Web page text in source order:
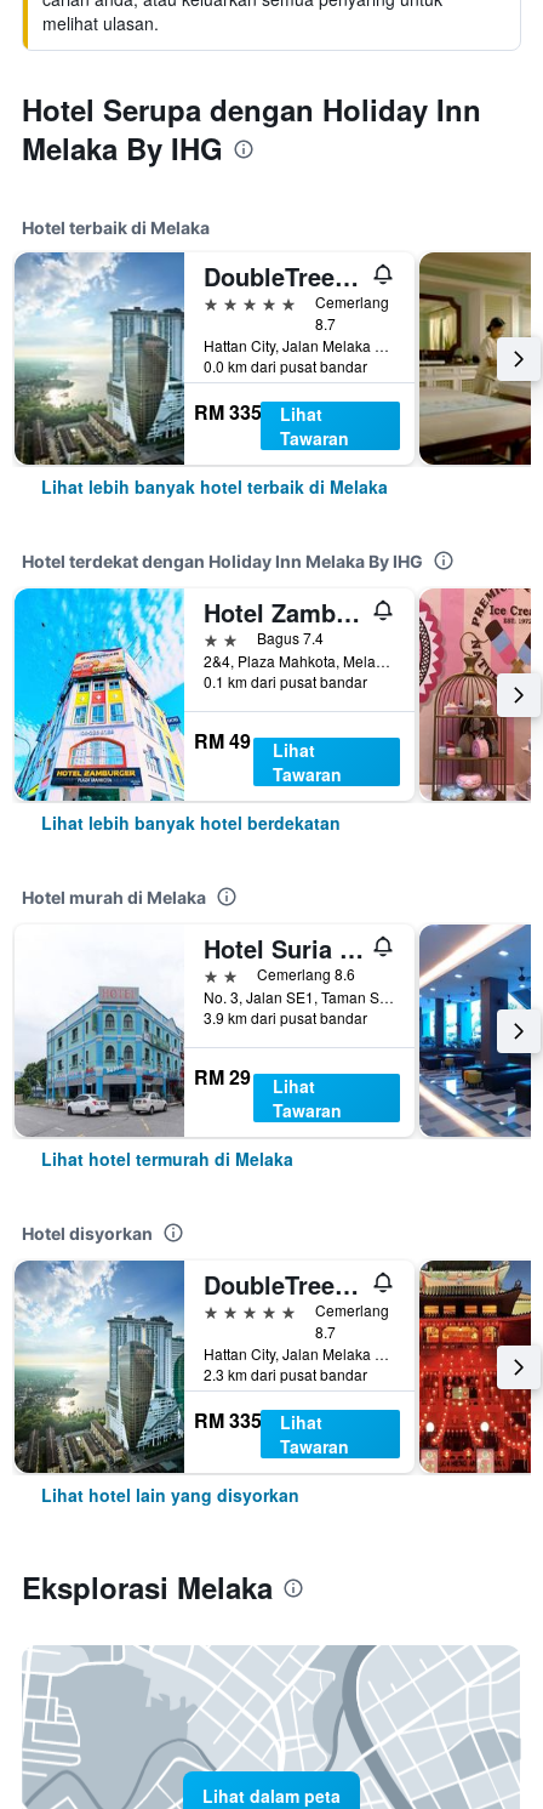
melihat ulasan.
Hotel Serupa dengan Holiday Inn
Melaka By IHG
Hotel terbaik di Melaka
DoubleTree by Hilton Melaka
5 bintang
Cemerlang
8.7
Hattan City, Jalan Melaka Raya 23, Melaka, Malaysia
0.0 km dari pusat bandar
RM 335
Lihat
Tawaran
Lihat lebih banyak hotel terbaik di Melaka
Hotel terdekat dengan Holiday Inn Melaka By IHG
Hotel Zamburger Plaza Mahkota
2 bintangBagus 7.4
2&4, Plaza Mahkota, Melaka, Malaysia
0.1 km dari pusat bandar
RM 49
Lihat
Tawaran
Lihat lebih banyak hotel berdekatan
Hotel murah di Melaka
Hotel Suria Malaqa
2 bintangCemerlang 8.6
No. 3, Jalan SE1, Taman Semabok Emas, Semabok, Melaka, Malaysia
3.9 km dari pusat bandar
RM 29
Lihat
Tawaran
Lihat hotel termurah di Melaka
Hotel disyorkan
DoubleTree by Hilton Melaka
5 bintang
Cemerlang
8.7
Hattan City, Jalan Melaka Raya 23, Melaka, Malaysia
2.3 km dari pusat bandar
RM 335
Lihat
Tawaran
Lihat hotel lain yang disyorkan
Eksplorasi Melaka
Lihat dalam peta